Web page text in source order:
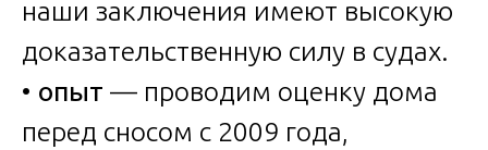
наши заключения имеют высокую
доказательственную силу в судах.
• опыт — проводим оценку дома
перед сносом с 2009 года,